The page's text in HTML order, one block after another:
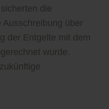
die
über
der Entgelte mit dem
wurde.